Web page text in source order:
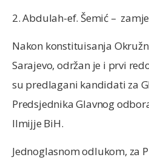
2. Abdulah-ef. Šemić –
Nakon konstituisanja
Sarajevo, održan je i prvi
su predlagani kandidati za
Predsjednika Glavnog
Ilmijje BiH.
Jednoglasnom odlukom, za